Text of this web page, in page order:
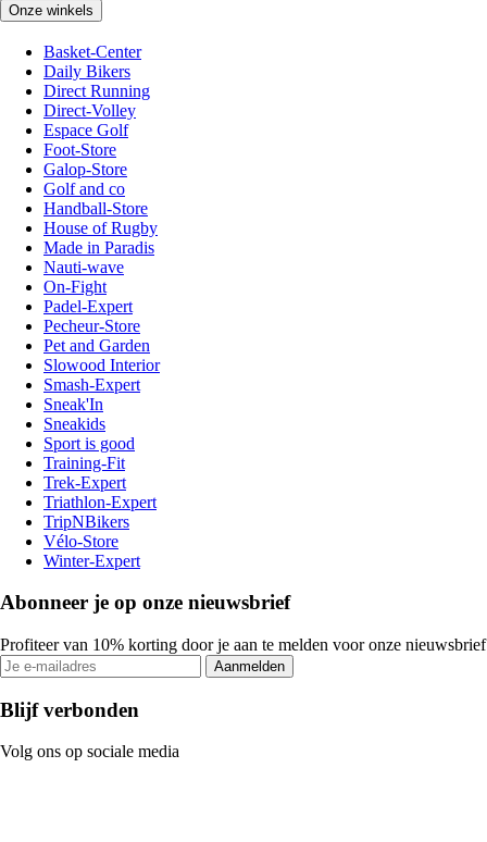
Onze winkels
Basket-Center
Daily Bikers
Direct Running
Direct-Volley
Espace Golf
Foot-Store
Galop-Store
Golf and co
Handball-Store
House of Rugby
Made in Paradis
Nauti-wave
On-Fight
Padel-Expert
Pecheur-Store
Pet and Garden
Slowood Interior
Smash-Expert
Sneak'In
Sneakids
Sport is good
Training-Fit
Trek-Expert
Triathlon-Expert
TripNBikers
Vélo-Store
Winter-Expert
Abonneer je op onze nieuwsbrief
Profiteer van 10% korting door je aan te melden voor onze nieuwsbrief
Aanmelden
Blijf verbonden
Volg ons op sociale media